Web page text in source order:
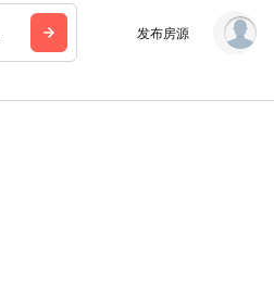
发布房源